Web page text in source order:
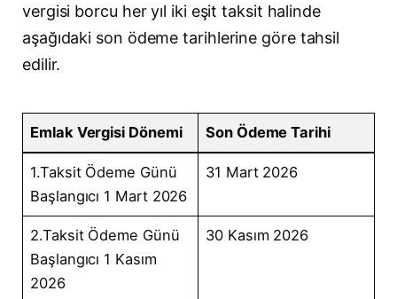
vergisi borcu her yıl iki eşit taksit halinde
aşağıdaki son ödeme tarihlerine göre tahsil
edilir.
Emlak Vergisi Dönemi Son Ödeme Tarihi
1.Taksit Ödeme Günü
Başlangıcı 1 Mart 2026
31 Mart 2026
2.Taksit Ödeme Günü
Başlangıcı 1 Kasım
2026
30 Kasım 2026